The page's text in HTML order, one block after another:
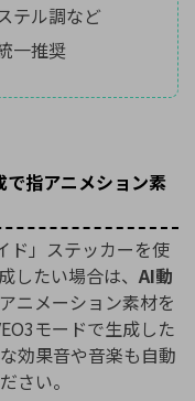
テル調など
一推奨
指アニメション素
ド」ステッカーを使
したい場合は、AI動
ニメーション素材を
モードで生成した
効果音や音楽も自動
さい。